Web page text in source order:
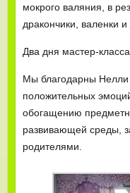
мокрого валяния, в
дракончики, валенки и
Два дня мастер-
Мы благодарны
положительных
обогащению
развивающей среды,
родителями.